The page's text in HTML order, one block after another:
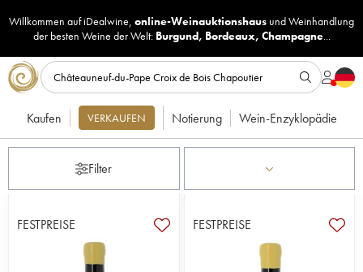
Willkommen auf iDealwine, online-Weinauktionshaus undWeinhandlung
der besten Weine der Welt: Burgund, Bordeaux, Champagne...
Kaufen VERKAUFEN Notierung Wein-Enzyklopädie
Filter
FESTPREISE FESTPREISE